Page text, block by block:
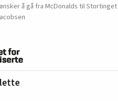
å gå fra McDonalds til